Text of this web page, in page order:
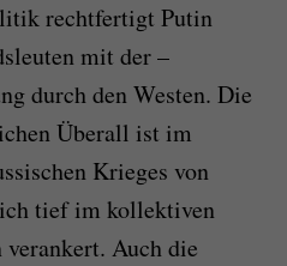
rechtfertigt Putin
mit der –
durch den Westen. Die
Überall ist im
Krieges von
tief im kollektiven
verankert. Auch die